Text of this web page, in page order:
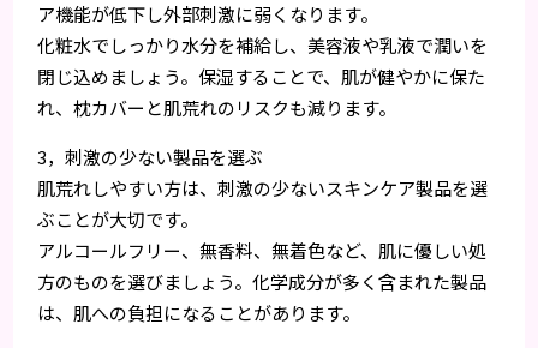
ア機能が低下し外部刺激に弱くなります。
化粧水でしっかり水分を補給し、美容液や乳液で潤いを
閉じ込めましょう。保湿することで、肌が健やかに保た
れ、枕カバーと肌荒れのリスクも減ります。
3，刺激の少ない製品を選ぶ
肌荒れしやすい方は、刺激の少ないスキンケア製品を選
ぶことが大切です。
アルコールフリー、無香料、無着色など、肌に優しい処
方のものを選びましょう。化学成分が多く含まれた製品
は、肌への負担になることがあります。